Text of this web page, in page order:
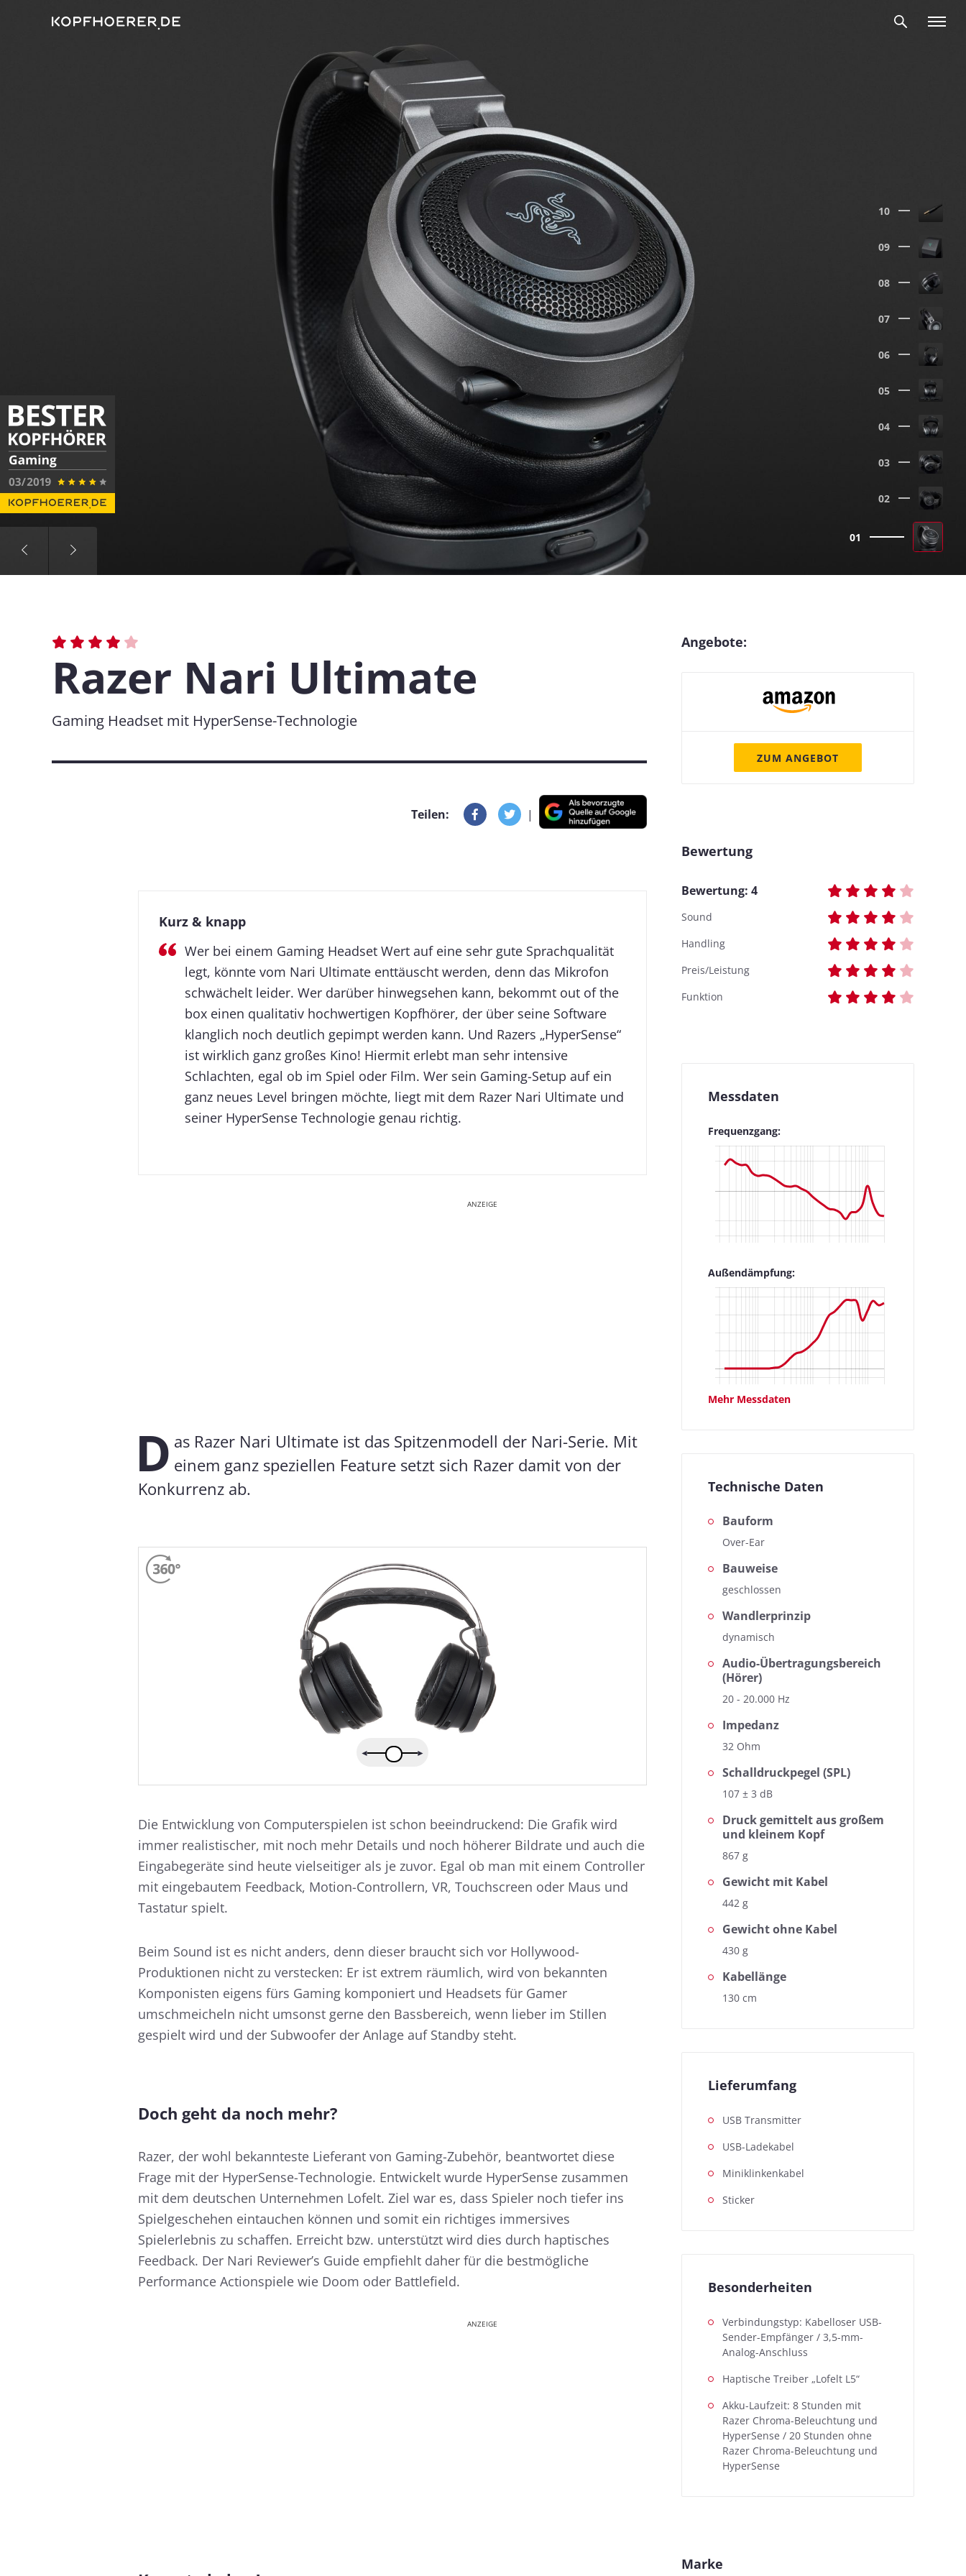
01
02
03
04
05
06
07
08
09
10
Razer Nari Ultimate
Gaming Headset mit HyperSense-Technologie
Teilen: |
Kurz & knapp
Wer bei einem Gaming Headset Wert auf eine sehr gute Sprachqualität
legt, könnte vom Nari Ultimate enttäuscht werden, denn das Mikrofon
schwächelt leider. Wer darüber hinwegsehen kann, bekommt out of the
box einen qualitativ hochwertigen Kopfhörer, der über seine Software
klanglich noch deutlich gepimpt werden kann. Und Razers „HyperSense“
ist wirklich ganz großes Kino! Hiermit erlebt man sehr intensive
Schlachten, egal ob im Spiel oder Film. Wer sein Gaming-Setup auf ein
ganz neues Level bringen möchte, liegt mit dem Razer Nari Ultimate und
seiner HyperSense Technologie genau richtig.
ANZEIGE
D as Razer Nari Ultimate ist das Spitzenmodell der Nari-Serie. Mit
einem ganz speziellen Feature setzt sich Razer damit von der
Konkurrenz ab.
Die Entwicklung von Computerspielen ist schon beeindruckend: Die Grafik wird
immer realistischer, mit noch mehr Details und noch höherer Bildrate und auch die
Eingabegeräte sind heute vielseitiger als je zuvor. Egal ob man mit einem Controller
mit eingebautem Feedback, Motion-Controllern, VR, Touchscreen oder Maus und
Tastatur spielt.
Beim Sound ist es nicht anders, denn dieser braucht sich vor Hollywood-
Produktionen nicht zu verstecken: Er ist extrem räumlich, wird von bekannten
Komponisten eigens fürs Gaming komponiert und Headsets für Gamer
umschmeicheln nicht umsonst gerne den Bassbereich, wenn lieber im Stillen
gespielt wird und der Subwoofer der Anlage auf Standby steht.
Doch geht da noch mehr?
Razer, der wohl bekannteste Lieferant von Gaming-Zubehör, beantwortet diese
Frage mit der HyperSense-Technologie. Entwickelt wurde HyperSense zusammen
mit dem deutschen Unternehmen Lofelt. Ziel war es, dass Spieler noch tiefer ins
Spielgeschehen eintauchen können und somit ein richtiges immersives
Spielerlebnis zu schaffen. Erreicht bzw. unterstützt wird dies durch haptisches
Feedback. Der Nari Reviewer’s Guide empfiehlt daher für die bestmögliche
Performance Actionspiele wie Doom oder Battlefield.
ANZEIGE
Angebote:
ZUM ANGEBOT
Bewertung
Bewertung: 4
Sound
Handling
Preis/Leistung
Funktion
Messdaten
Frequenzgang:
Außendämpfung:
Mehr Messdaten
Fast jeder Test-Kopfhörer wird von uns geprüft: Neben der Ermittlung des Frequenzgangs, dem Herzstück unserer Messungen,
Frequenzgang: Einfach Frequenzgang: Detail Außendämpfung
Anhand des Frequenzgangs lassen sich die klanglichen Eigenschaften eines Kopfhörers gut beschreiben. Die kopfhoerer.de-
Messkurve bildet den hörbaren Bereich als Frequenzgang in Form einer Kurve ab. Für den schnellen Blick bieten wir mit der
einfachen Ansicht zusätzlich noch die Möglichkeit, die klanglichen Eigenschaften des Testkandidaten auf einem Blick zu
Anhand des Frequenzgangs
beurteilen.
Nähere Informationen zu den kopfhoerer.de-Messungen findet ihr hier: So testen wir
Technische Daten
Bauform
Over-Ear
Bauweise
geschlossen
Wandlerprinzip
dynamisch
Audio-Übertragungsbereich
(Hörer)
20 - 20.000 Hz
Impedanz
32 Ohm
Schalldruckpegel (SPL)
107 ± 3 dB
Druck gemittelt aus großem
und kleinem Kopf
867 g
Gewicht mit Kabel
442 g
Gewicht ohne Kabel
430 g
Kabellänge
130 cm
Lieferumfang
USB Transmitter
USB-Ladekabel
Miniklinkenkabel
Sticker
Besonderheiten
Verbindungstyp: Kabelloser USB-
Sender-Empfänger / 3,5-mm-
Analog-Anschluss
Haptische Treiber „Lofelt L5“
Akku-Laufzeit: 8 Stunden mit
Razer Chroma-Beleuchtung und
HyperSense / 20 Stunden ohne
Razer Chroma-Beleuchtung und
HyperSense
Marke